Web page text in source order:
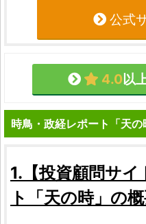
公式
4.0以
時鳥・政経レポート「天
1.【投資顧問サイ
ト「天の時」 の概